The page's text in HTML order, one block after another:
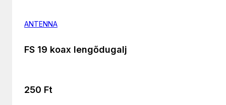
ANTENNA
FS 19 koax lengődugalj
250 Ft